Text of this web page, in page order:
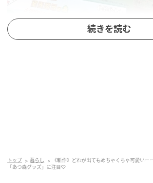
出典：Instagram
スイーツを食べるのにぴったり
続きを読む
トップ 暮らし
《新作》どれが出てもめちゃくちゃ可愛いー
「あつ森グッズ」に注目♡